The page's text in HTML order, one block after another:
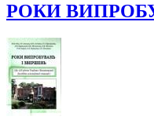
РОКИ